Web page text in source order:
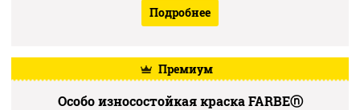
Подробнее
Премиум
Особо износостойкая краска FARBEⓝ